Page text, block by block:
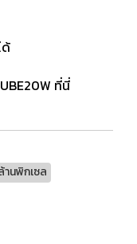
ด้
ที่นี่
านพิกเซล